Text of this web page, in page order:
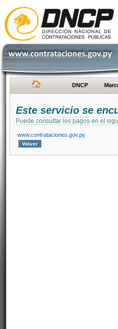
DNCP
Este servicio se
Puede consultar los pagos en el
www.contrataciones.gov.py